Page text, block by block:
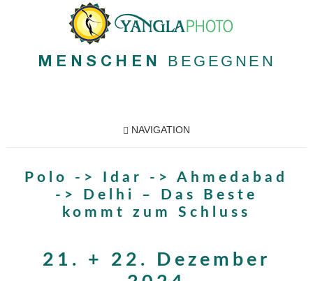
MENSCHEN BEGEGNEN
NAVIGATION
Polo -> Idar -> Ahmedabad
-> Delhi – Das Beste
kommt zum Schluss
21. + 22. Dezember